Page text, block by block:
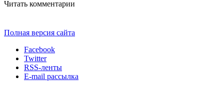
Читать комментарии
Полная версия сайта
Facebook
Twitter
RSS-ленты
E-mail рассылка